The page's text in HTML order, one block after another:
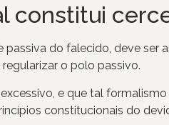
constitui
do falecido, deve
o polo passivo.
e que tal
constitucionais do